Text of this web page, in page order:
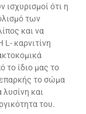
ισχυρισμοί ότι η
των
και να
καρνιτίνη
το ίδιο μας το
το σώμα
και
του.